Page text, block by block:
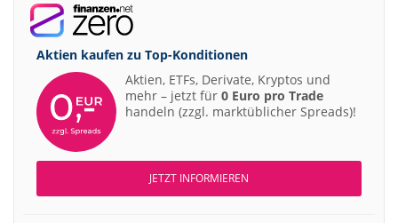
Aktien kaufen zu Top-Konditionen
Aktien, ETFs, Derivate, Kryptos und
mehr – jetzt für 0 Euro pro Trade
handeln (zzgl. marktüblicher Spreads)!
JETZT INFORMIEREN